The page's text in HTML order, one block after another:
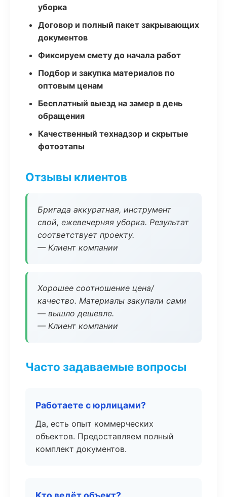
уборка
Договор и полный пакет закрывающих
документов
Фиксируем смету до начала работ
Подбор и закупка материалов по
оптовым ценам
Бесплатный выезд на замер в день
обращения
Качественный технадзор и скрытые
фотоэтапы
Отзывы клиентов
Бригада аккуратная, инструмент
свой, ежевечерняя уборка. Результат
соответствует проекту.
— Клиент компании
Хорошее соотношение цена/
качество. Материалы закупали сами
— вышло дешевле.
— Клиент компании
Часто задаваемые вопросы
Работаете с юрлицами?
Да, есть опыт коммерческих
объектов. Предоставляем полный
комплект документов.